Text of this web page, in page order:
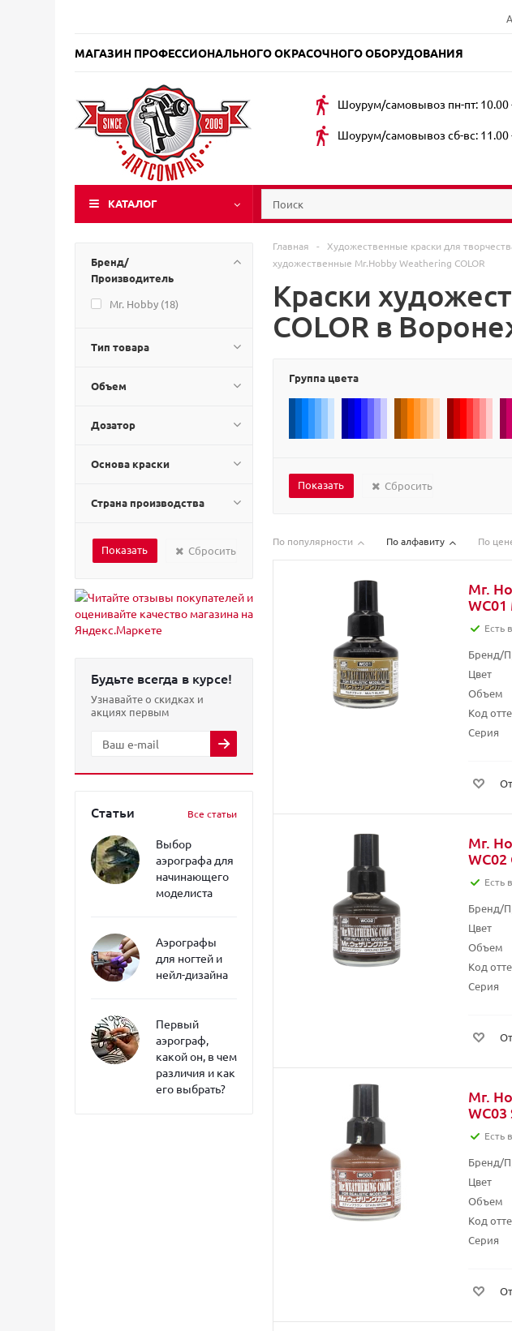
МАГАЗИН ПРОФЕССИОНАЛЬНОГО ОКРАСОЧНОГО ОБОРУДОВАНИЯ
Шоурум/самовывоз пн-пт: 10.00
Шоурум/самовывоз сб-вс: 11.00
КАТАЛОГ
Бренд/
Производитель
Mr. Hobby (18)
Тип товара
Объем
Дозатор
Основа краски
Страна производства
Сбросить
Будьте всегда в курсе!
Узнавайте о скидках и
акциях первым
Статьи Все статьи
Выбор
аэрографа для
начинающего
моделиста
Аэрографы
для ногтей и
нейл-дизайна
Первый
аэрограф,
какой он, в чем
различия и как
его выбрать?
Главная - Художественные краски для
художественные Mr.Hobby Weathering COLOR
Краски
COLOR в
Группа цвета
Сбросить
По популярности По алфавиту По
Mr.
WC01
Есть
Бренд/
Цвет
Объем
Код
Серия
Mr.
WC02
Есть
Бренд/
Цвет
Объем
Код
Серия
Mr.
WC03
Есть
Бренд/
Цвет
Объем
Код
Серия